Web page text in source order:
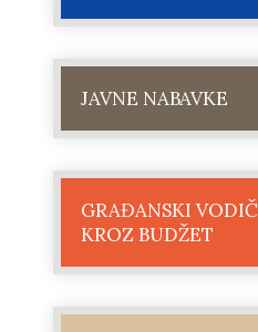
JAVNE NABAVKE
GRAĐANSKI VODIČ
KROZ BUDŽET